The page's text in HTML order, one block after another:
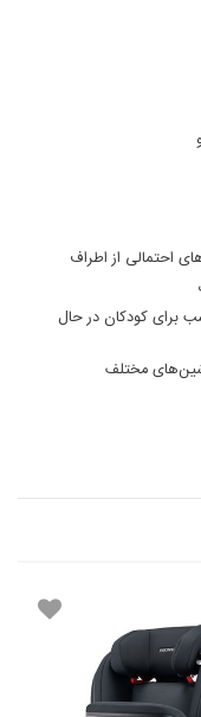
احتمالی از اطراف
برای کودکان در حال
مختلف